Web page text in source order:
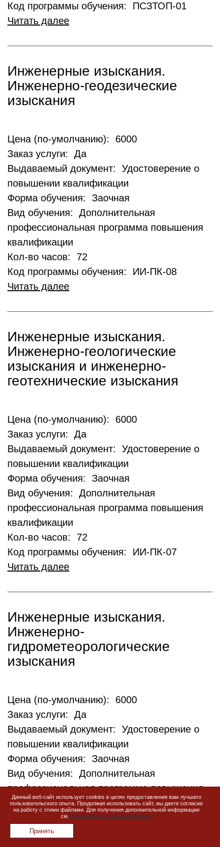
Данный веб-сайт использует cookies в целях предоставления вам лучшего
пользовательского опыта. Продолжая использовать сайт, вы даете согласие
на работу с этими файлами. Для получения дополнительной информации
см. Политика использования cookies
Принять
Код программы обучения: ПСЗТОП-01
Читать далее
Инженерные изыскания.
Инженерно-геодезические
изыскания
Цена (по-умолчанию): 6000
Заказ услуги: Да
Выдаваемый документ: Удостоверение о
повышении квалификации
Форма обучения: Заочная
Вид обучения: Дополнительная
профессиональная программа повышения
квалификации
Кол-во часов: 72
Код программы обучения: ИИ-ПК-08
Читать далее
Инженерные изыскания.
Инженерно-геологические
изыскания и инженерно-
геотехнические изыскания
Цена (по-умолчанию): 6000
Заказ услуги: Да
Выдаваемый документ: Удостоверение о
повышении квалификации
Форма обучения: Заочная
Вид обучения: Дополнительная
профессиональная программа повышения
квалификации
Кол-во часов: 72
Код программы обучения: ИИ-ПК-07
Читать далее
Инженерные изыскания.
Инженерно-
гидрометеорологические
изыскания
Цена (по-умолчанию): 6000
Заказ услуги: Да
Выдаваемый документ: Удостоверение о
повышении квалификации
Форма обучения: Заочная
Вид обучения: Дополнительная
профессиональная программа повышения
квалификации
Кол-во часов: 72
Код программы обучения: ИИ-ПК-06